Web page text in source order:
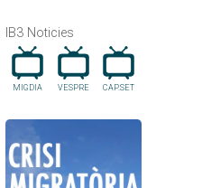
IB3 Noticies
MIGDIA VESPRE CAP.SET